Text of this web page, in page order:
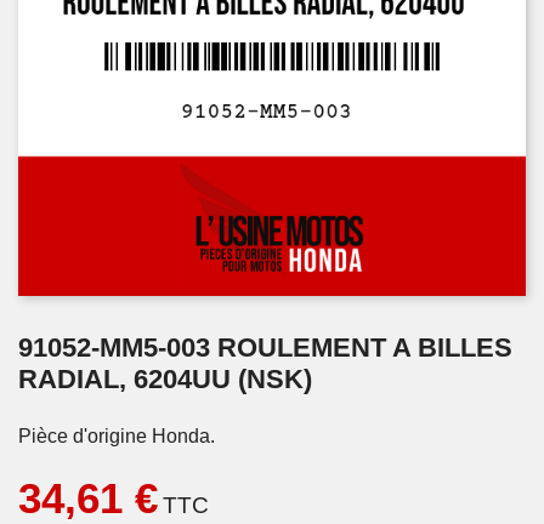
91052-MM5-003 ROULEMENT A BILLES
RADIAL, 6204UU (NSK)
Pièce d'origine Honda.
34,61 €TTC